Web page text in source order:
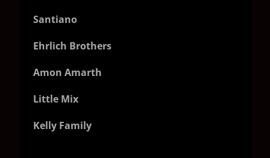
Santiano
Ehrlich Brothers
Amon Amarth
Little Mix
Kelly Family